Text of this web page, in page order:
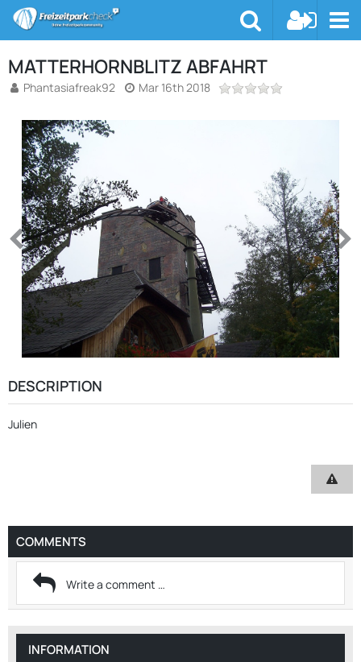
MATTERHORNBLITZ ABFAHRT
Phantasiafreak92 Mar 16th 2018
DESCRIPTION
Julien
COMMENTS
INFORMATION